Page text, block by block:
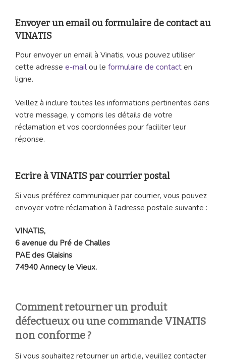
Envoyer un email ou formulaire de contact au
VINATIS
Pour envoyer un email à Vinatis, vous pouvez utiliser
cette adresse e-mail ou le formulaire de contact en
ligne.
Veillez à inclure toutes les informations pertinentes dans
votre message, y compris les détails de votre
réclamation et vos coordonnées pour faciliter leur
réponse.
Ecrire à VINATIS par courrier postal
Si vous préférez communiquer par courrier, vous pouvez
envoyer votre réclamation à l’adresse postale suivante :
VINATIS,
6 avenue du Pré de Challes
PAE des Glaisins
74940 Annecy le Vieux.
Comment retourner un produit
défectueux ou une commande VINATIS
non conforme ?
Si vous souhaitez retourner un article, veuillez contacter